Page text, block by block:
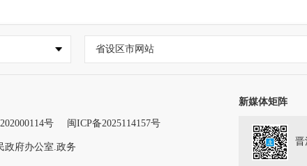
省设区市网站
号 闽ICP备2025114157号
政府办公室.政务
新媒体矩阵
晋